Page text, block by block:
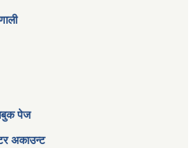
पेज
अकाउन्ट